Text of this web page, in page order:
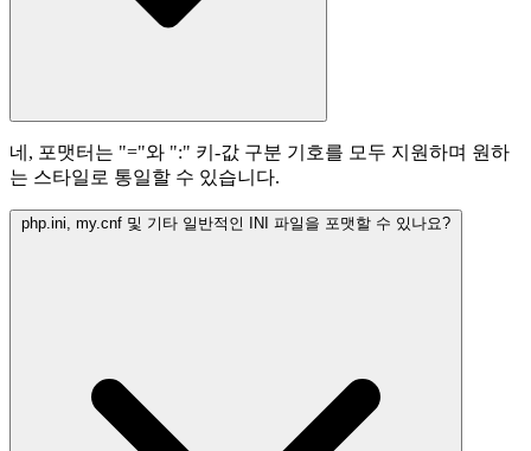
네, 포맷터는 "="와 ":" 키-값 구분 기호를 모두 지원하며 원하
는 스타일로 통일할 수 있습니다.
php.ini, my.cnf 및 기타 일반적인 INI 파일을 포맷할 수 있나요?